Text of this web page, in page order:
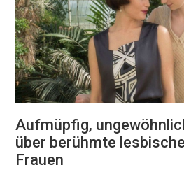
Aufmüpfig,
über berühmte
Frauen